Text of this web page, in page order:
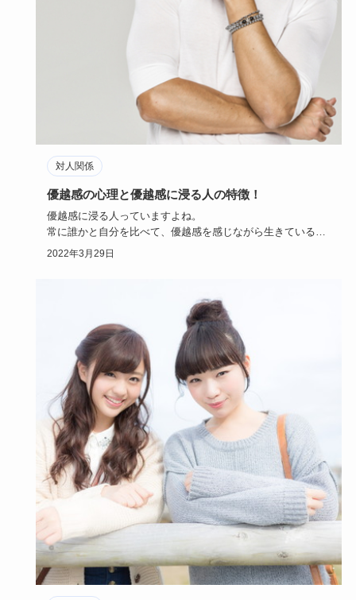
対人関係
優越感の心理と優越感に浸る人の特徴！
優越感に浸る人っていますよね。
常に誰かと自分を比べて、優越感を感じながら生きている人
は周りから煙たがられがちです。
2022年3月29日